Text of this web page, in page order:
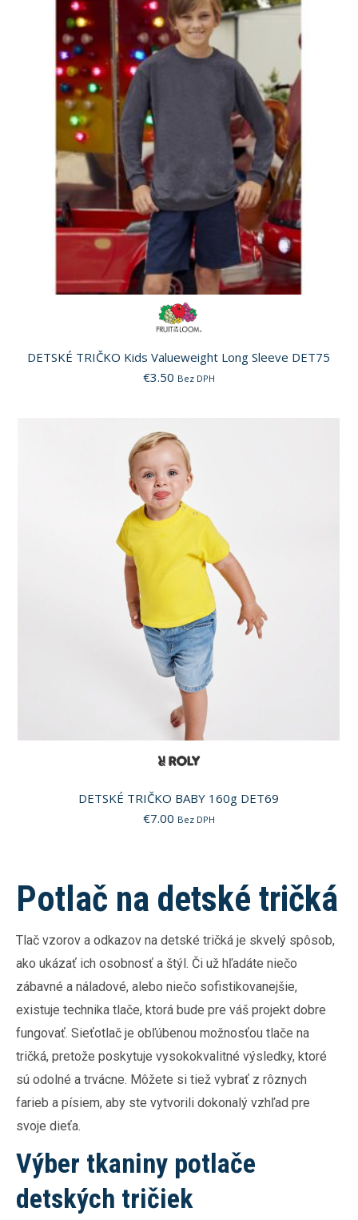
DETSKÉ TRIČKO Kids Valueweight Long Sleeve DET75
€3.50 Bez DPH
DETSKÉ TRIČKO BABY 160g DET69
€7.00 Bez DPH
Potlač na detské tričká
Tlač vzorov a odkazov na detské tričká je skvelý spôsob,
ako ukázať ich osobnosť a štýl. Či už hľadáte niečo
zábavné a náladové, alebo niečo sofistikovanejšie,
existuje technika tlače, ktorá bude pre váš projekt dobre
fungovať. Sieťotlač je obľúbenou možnosťou tlače na
tričká, pretože poskytuje vysokokvalitné výsledky, ktoré
sú odolné a trvácne. Môžete si tiež vybrať z rôznych
farieb a písiem, aby ste vytvorili dokonalý vzhľad pre
svoje dieťa.
Výber tkaniny potlače
detských tričiek